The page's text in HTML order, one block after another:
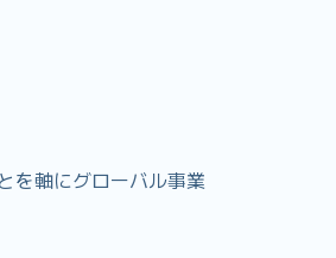
を軸にグローバル事業